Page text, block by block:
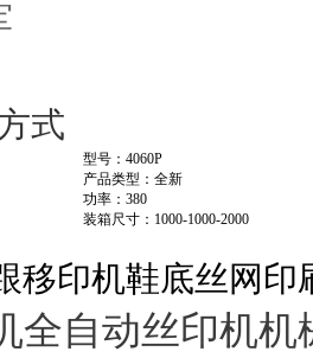
式
型号：4060P
产品类型：全新
功率：380
装箱尺寸：1000-1000-2000
移印机鞋底丝网印
全自动丝印机机